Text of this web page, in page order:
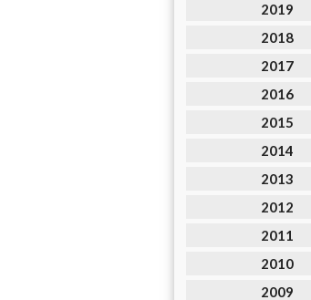
2019
2018
2017
2016
2015
2014
2013
2012
2011
2010
2009